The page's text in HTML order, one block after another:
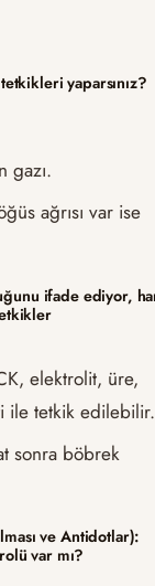
yaparsınız?
gazı.
ağrısı var ise
ifade ediyor,
elektrolit, üre,
ile tetkik edilebilir.
sonra böbrek
ve Antidotlar):
var mı?